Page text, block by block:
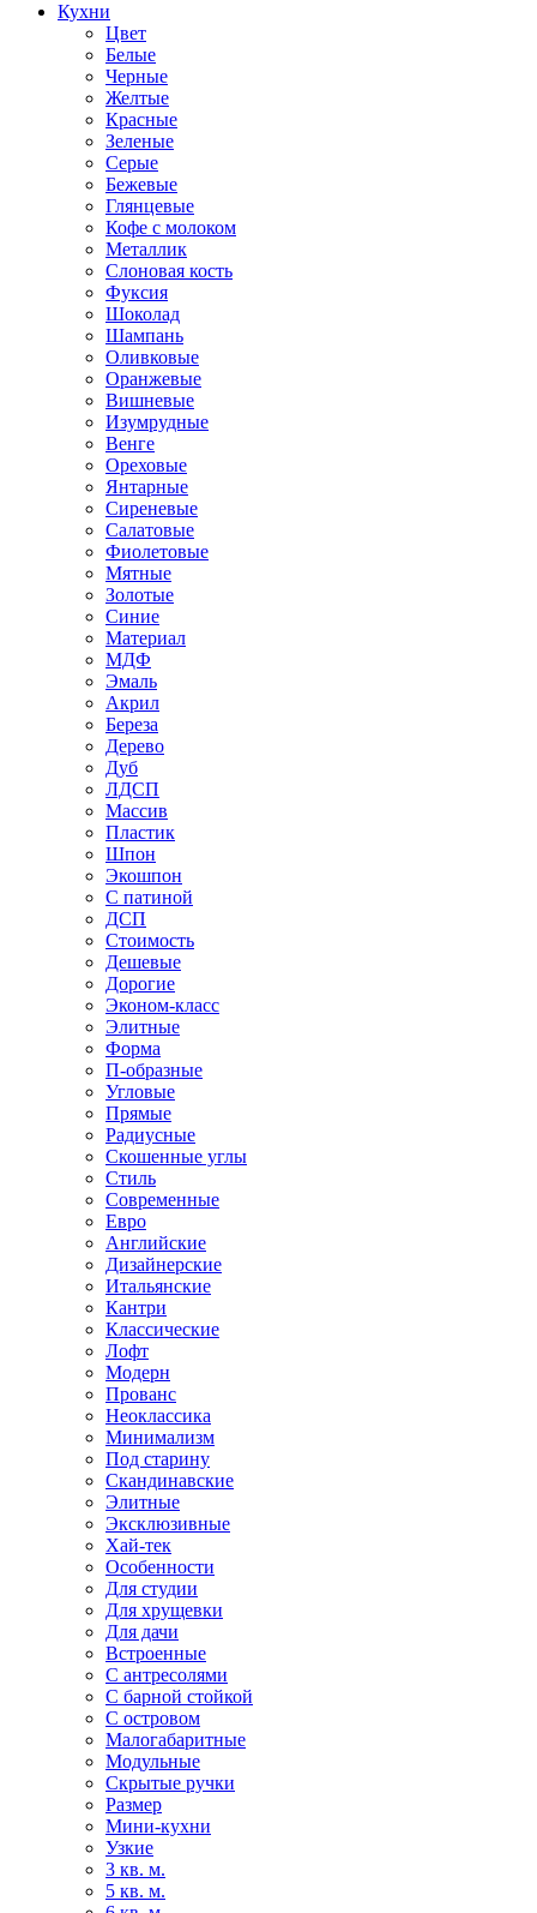
Кухни
Цвет
Белые
Черные
Желтые
Красные
Зеленые
Серые
Бежевые
Глянцевые
Кофе с молоком
Металлик
Слоновая кость
Фуксия
Шоколад
Шампань
Оливковые
Оранжевые
Вишневые
Изумрудные
Венге
Ореховые
Янтарные
Сиреневые
Салатовые
Фиолетовые
Мятные
Золотые
Синие
Материал
МДФ
Эмаль
Акрил
Береза
Дерево
Дуб
ЛДСП
Массив
Пластик
Шпон
Экошпон
С патиной
ДСП
Стоимость
Дешевые
Дорогие
Эконом-класс
Элитные
Форма
П-образные
Угловые
Прямые
Радиусные
Скошенные углы
Стиль
Современные
Евро
Английские
Дизайнерские
Итальянские
Кантри
Классические
Лофт
Модерн
Прованс
Неоклассика
Минимализм
Под старину
Скандинавские
Элитные
Эксклюзивные
Хай-тек
Особенности
Для студии
Для хрущевки
Для дачи
Встроенные
С антресолями
С барной стойкой
С островом
Малогабаритные
Модульные
Скрытые ручки
Размер
Мини-кухни
Узкие
3 кв. м.
5 кв. м.